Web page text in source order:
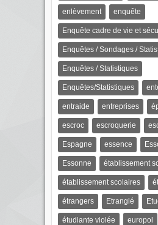
enlèvement enquête
Enquête cadre de vie et
Enquêtes / Sondages /
Enquêtes / Statistiques
Enquêtes/Statistiques
entraide entreprises
escroc escroquerie
Espagne essence
Essonne établissement
établissement scolaires
étrangers Etranglé
étudiante violée europol